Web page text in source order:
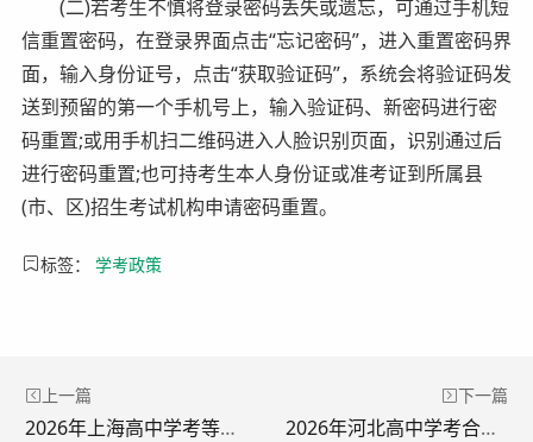
(二)若考生不慎将登录密码丢失或遗忘，可通过手机短
信重置密码，在登录界面点击“忘记密码”，进入重置密码界
面，输入身份证号，点击“获取验证码”，系统会将验证码发
送到预留的第一个手机号上，输入验证码、新密码进行密
码重置;或用手机扫二维码进入人脸识别页面，识别通过后
进行密码重置;也可持考生本人身份证或准考证到所属县
(市、区)招生考试机构申请密码重置。
标签： 学考政策
上一篇
2026年上海高中学考等级考时间及考试科目安排
下一篇
2026年河北高中学考合格考查分时间及查分方式入口